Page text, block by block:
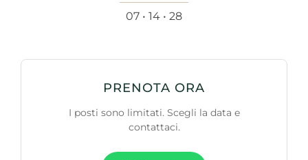
07 • 14 • 28
PRENOTA ORA
I posti sono limitati. Scegli la data e
contattaci.